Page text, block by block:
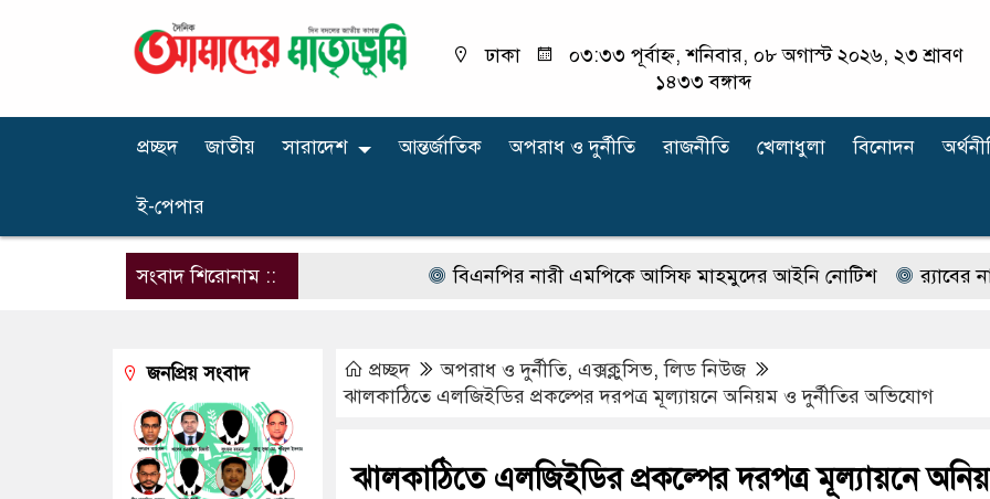
ঢাকা
০৩:৩৩ পূর্বাহ্ন, শনিবার, ০৮ অগাস্ট ২০২৬, ২৩ শ্রাবণ
১৪৩৩ বঙ্গাব্দ
প্রচ্ছদ জাতীয় সারাদেশ আন্তর্জাতিক অপরাধ ‍ও দুর্নীতি রাজনীতি খেলাধুলা বিনোদন
ই-পেপার
সংবাদ শিরোনাম :: বিএনপির নারী এমপিকে আসিফ মাহমুদের আইনি নোটিশ র‍্যাবের নাম
প্রচ্ছদ অপরাধ ‍ও দুর্নীতি, এক্সক্লুসিভ,লিড নিউজ
ঝালকাঠিতে এলজিইডির প্রকল্পের দরপত্র মূল্যায়নে অনিয়ম ও দুর্নীতির অভিযোগ
ঝালকাঠিতে এলজিইডির প্রকল্পের দরপত্র মূল্যায়নে
জনপ্রিয় সংবাদ